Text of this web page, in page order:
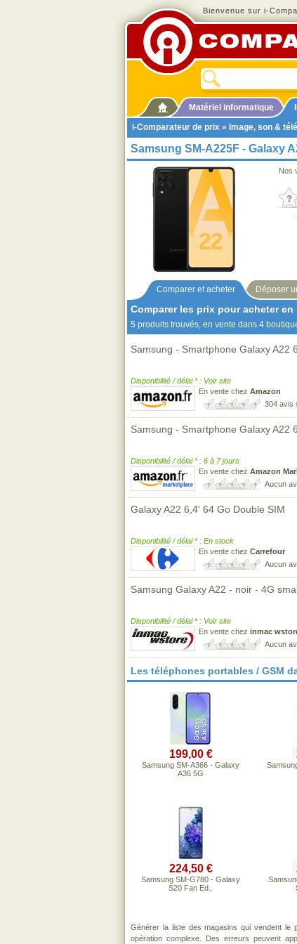
Bienvenue sur i-
Matériel informatique
i-Comparateur de prix » Image, son &
Samsung SM-A225F - Galaxy
Nos
Comparer et acheter Déposer
Comparer les prix pour acheter en
5 produits trouvés, en vente dans 4
Samsung - Smartphone Galaxy A22
Disponibilité / délai * : Voir site
En vente chez Amazon
304 avis
Samsung - Smartphone Galaxy A22
Disponibilité / délai * : 6 à 7 jours
En vente chez Amazon
Aucun
Galaxy A22 6,4' 64 Go Double SIM
Disponibilité / délai * : En stock
En vente chez Carrefour
Aucun
Samsung Galaxy A22 - noir - 4G
Disponibilité / délai * : Voir site
En vente chez inmac
Aucun
Les téléphones portables / GSM
199,00 €
Samsung SM-A366 - Galaxy
A36 5G
224,50 €
Samsung SM-G780 - Galaxy
S20 Fan Ed..
Générer la liste des magasins qui vendent le
opération complexe. Des erreurs peuvent